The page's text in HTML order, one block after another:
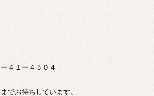
４１ー４５０４
までお待ちしています。